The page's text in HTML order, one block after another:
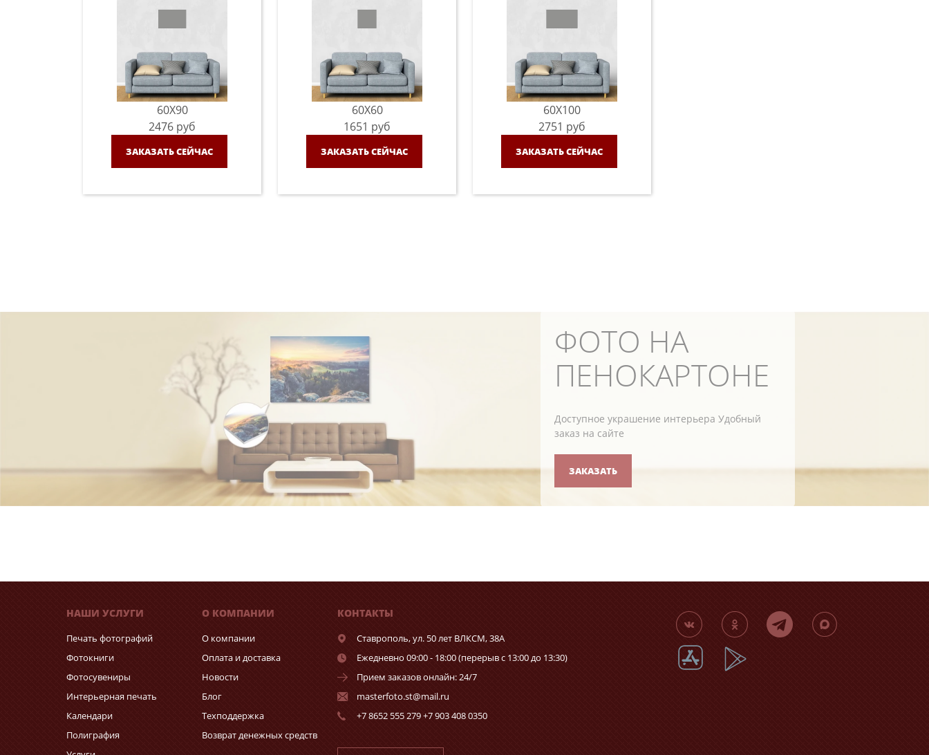
60X90
2476 руб
ЗАКАЗАТЬ СЕЙЧАС
60X60
1651 руб
ЗАКАЗАТЬ СЕЙЧАС
60X100
2751 руб
ЗАКАЗАТЬ СЕЙЧАС
ФОТО НА
ПЕНОКАРТОНЕ
Доступное украшение интерьера Удобный
заказ на сайте
ЗАКАЗАТЬ
НАШИ УСЛУГИ
Печать фотографий
Фотокниги
Фотосувениры
Интерьерная печать
Календари
Полиграфия
О КОМПАНИИ
О компании
Оплата и доставка
Новости
Блог
Техподдержка
Возврат денежных средств
КОНТАКТЫ
Ставрополь,ул. 50 лет ВЛКСМ, 38А
Ежедневно 09:00 - 18:00 (перерыв с 13:00 до 13:30)
Прием заказов онлайн: 24/7
masterfoto.st@mail.ru
+7 8652 555 279 +7 903 408 0350